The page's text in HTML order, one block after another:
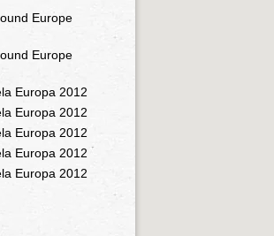
Europe
Europe
Europa 2012
Europa 2012
Europa 2012
Europa 2012
Europa 2012